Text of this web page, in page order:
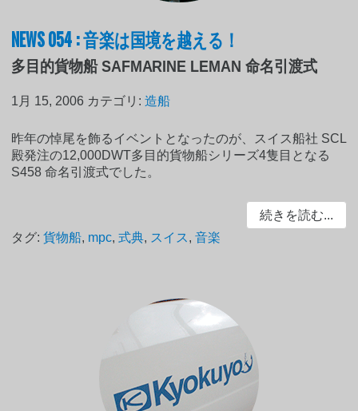
NEWS 054 : 音楽は国境を越える！
多目的貨物船 SAFMARINE LEMAN 命名引渡式
1月 15, 2006 カテゴリ:造船
昨年の悼尾を飾るイベントとなったのが、スイス船社 SCL
殿発注の12,000DWT多目的貨物船シリーズ4隻目となる
S458 命名引渡式でした。
続きを読む...
タグ:貨物船, mpc,式典, スイス,音楽